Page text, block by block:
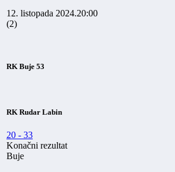
12. listopada 2024.20:00
(2)
RK Buje 53
RK Rudar Labin
20 - 33
Konačni rezultat
Buje